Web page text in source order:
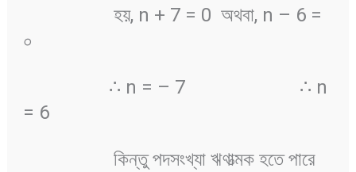
হয়, n + 7 = 0 অথবা, n – 6 =
০
∴ n = – 7 ∴ n
= 6
কিন্তু পদসংখ্যা ঋণাত্মক হতে পারে